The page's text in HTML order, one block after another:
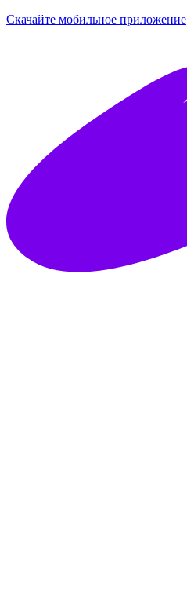
Скачайте мобильное приложение